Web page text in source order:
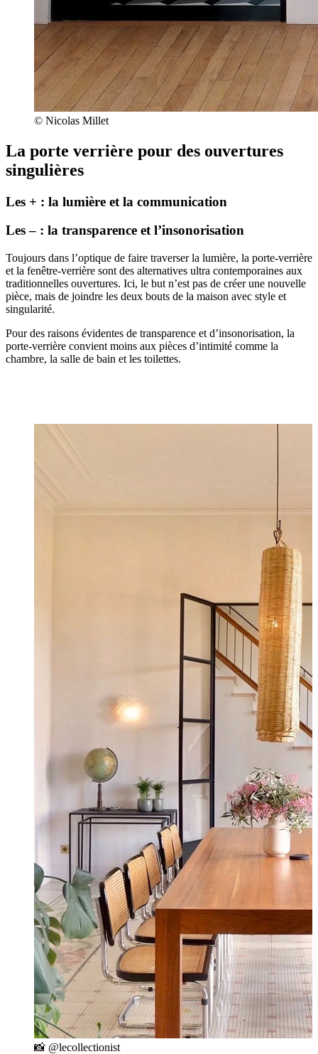
© Nicolas Millet
La porte verrière pour des ouvertures
singulières
Les + : la lumière et la communication
Les – : la transparence et l’insonorisation
Toujours dans l’optique de faire traverser la lumière, la porte-verrière
et la fenêtre-verrière sont des alternatives ultra contemporaines aux
traditionnelles ouvertures. Ici, le but n’est pas de créer une nouvelle
pièce, mais de joindre les deux bouts de la maison avec style et
singularité.
Pour des raisons évidentes de transparence et d’insonorisation, la
porte-verrière convient moins aux pièces d’intimité comme la
chambre, la salle de bain et les toilettes.
📸 @lecollectionist